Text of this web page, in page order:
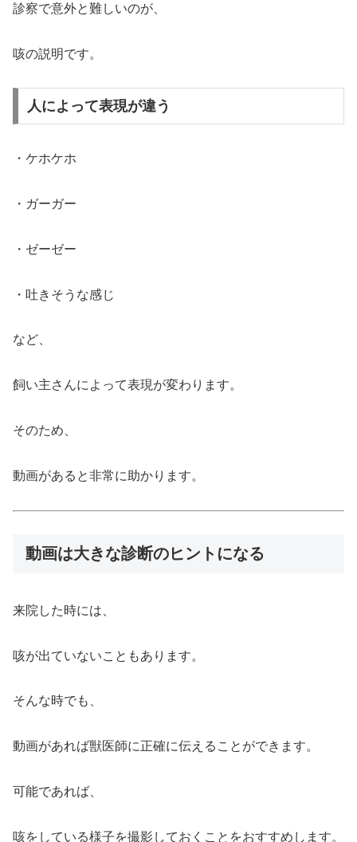
診察で意外と難しいのが、
咳の説明です。
人によって表現が違う
・ケホケホ
・ガーガー
・ゼーゼー
・吐きそうな感じ
など、
飼い主さんによって表現が変わります。
そのため、
動画があると非常に助かります。
動画は大きな診断のヒントになる
来院した時には、
咳が出ていないこともあります。
そんな時でも、
動画があれば獣医師に正確に伝えることができます。
可能であれば、
咳をしている様子を撮影しておくことをおすすめします。